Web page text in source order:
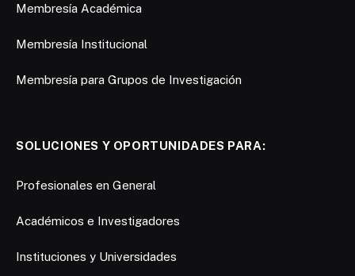
Membresía Académica
Membresía Institucional
Membresía para Grupos de Investigación
SOLUCIONES Y OPORTUNIDADES PARA:
Profesionales en General
Académicos e Investigadores
Instituciones y Universidades